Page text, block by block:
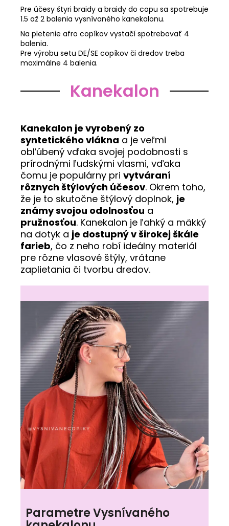
Pre účesy štyri braidy a braidy do copu sa spotrebuje
1.5 až 2 balenia vysnívaného kanekalonu.
Na pletenie afro copíkov vystačí spotrebovať 4
balenia.
Pre výrobu setu DE/SE copíkov či dredov treba
maximálne 4 balenia.
Kanekalon
Kanekalon je vyrobený zo
syntetického vlákna a je veľmi
obľúbený vďaka svojej podobnosti s
prírodnými ľudskými vlasmi, vďaka
čomu je populárny pri vytváraní
rôznych štýlových účesov. Okrem toho,
že je to skutočne štýlový doplnok, je
známy svojou odolnosťou a
pružnosťou. Kanekalon je ľahký a mäkký
na dotyk a je dostupný v širokej škále
farieb, čo z neho robí ideálny materiál
pre rôzne vlasové štýly, vrátane
zaplietania či tvorbu dredov.
Parametre Vysnívaného